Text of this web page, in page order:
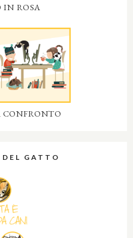
ROSA
GATTO